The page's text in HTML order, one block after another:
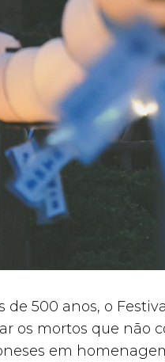
de 500 anos, o
os mortos que não
em